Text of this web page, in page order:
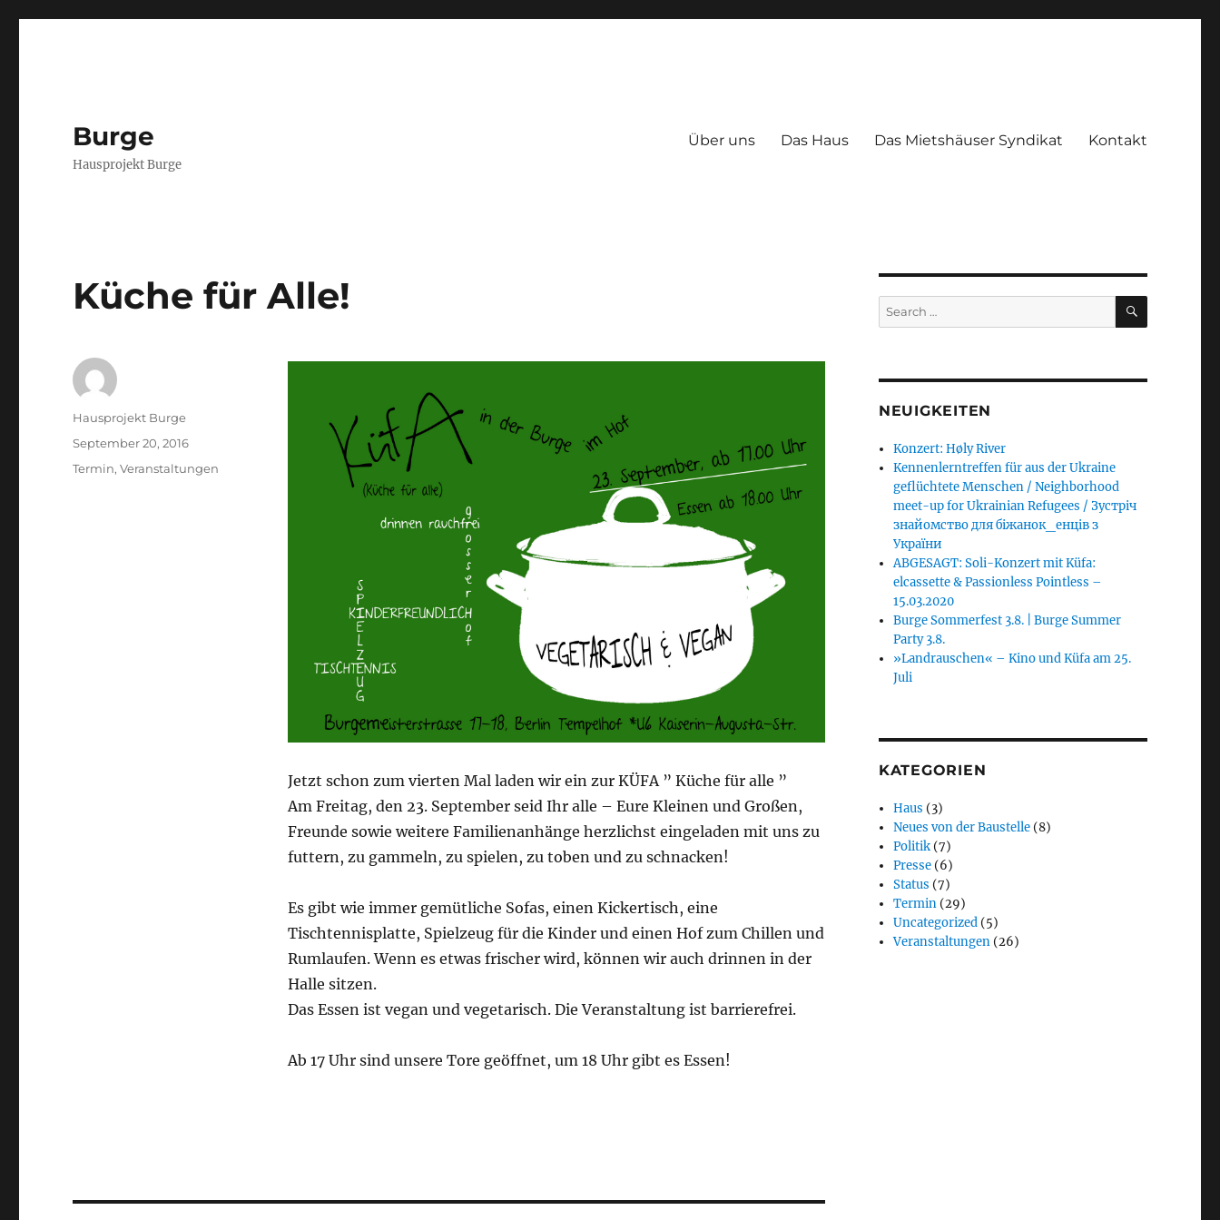
Burge
Hausprojekt Burge
Über uns Das Haus Das Mietshäuser Syndikat Kontakt
Küche für Alle!
Jetzt schon zum vierten Mal laden wir ein zur KÜFA ” Küche für alle ”
Am Freitag, den 23. September seid Ihr alle – Eure Kleinen und Großen,
Freunde sowie weitere Familienanhänge herzlichst eingeladen mit uns zu
futtern, zu gammeln, zu spielen, zu toben und zu schnacken!
Es gibt wie immer gemütliche Sofas, einen Kickertisch, eine
Tischtennisplatte, Spielzeug für die Kinder und einen Hof zum Chillen und
Rumlaufen. Wenn es etwas frischer wird, können wir auch drinnen in der
Halle sitzen.
Das Essen ist vegan und vegetarisch. Die Veranstaltung ist barrierefrei.
Ab 17 Uhr sind unsere Tore geöffnet, um 18 Uhr gibt es Essen!
Author
Hausprojekt Burge
Posted
September 20, 2016
Categories
Termin,Veranstaltungen
Search
for:
SEARCH
NEUIGKEITEN
Konzert: Høly River
Kennenlerntreffen für aus der Ukraine
geflüchtete Menschen / Neighborhood
meet-up for Ukrainian Refugees / Зустріч
знайомство для біжанок_енців з
України
ABGESAGT: Soli-Konzert mit Küfa:
elcassette & Passionless Pointless –
15.03.2020
Burge Sommerfest 3.8. | Burge Summer
Party 3.8.
»Landrauschen« – Kino und Küfa am 25.
Juli
KATEGORIEN
Haus (3)
Neues von der Baustelle (8)
Politik (7)
Presse (6)
Status (7)
Termin (29)
Uncategorized (5)
Veranstaltungen (26)